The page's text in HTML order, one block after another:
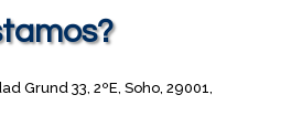
Grund 33, 2ºE, Soho, 29001,